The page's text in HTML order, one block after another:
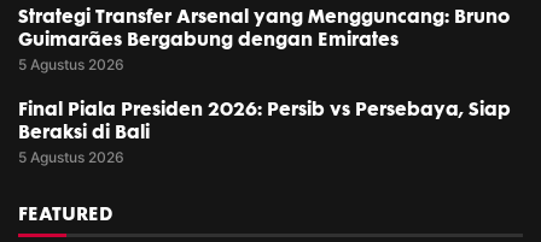
Strategi Transfer Arsenal yang Mengguncang: Bruno
Guimarães Bergabung dengan Emirates
5 Agustus 2026
Final Piala Presiden 2026: Persib vs Persebaya, Siap
Beraksi di Bali
5 Agustus 2026
FEATURED